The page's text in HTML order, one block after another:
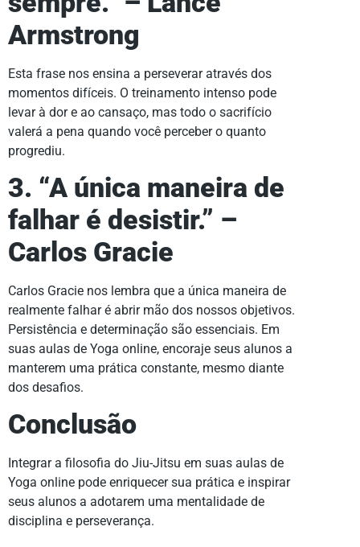
Armstrong
Esta frase nos ensina a perseverar através dos
momentos difíceis. O treinamento intenso pode
levar à dor e ao cansaço, mas todo o sacrifício
valerá a pena quando você perceber o quanto
progrediu.
3. “A única maneira de
falhar é desistir.” –
Carlos Gracie
Carlos Gracie nos lembra que a única maneira de
realmente falhar é abrir mão dos nossos objetivos.
Persistência e determinação são essenciais. Em
suas aulas de Yoga online, encoraje seus alunos a
manterem uma prática constante, mesmo diante
dos desafios.
Conclusão
Integrar a filosofia do Jiu-Jitsu em suas aulas de
Yoga online pode enriquecer sua prática e inspirar
seus alunos a adotarem uma mentalidade de
disciplina e perseverança.